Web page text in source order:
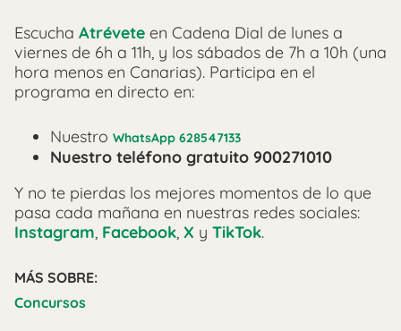
Escucha Atrévete en Cadena Dial de lunes a
viernes de 6h a 11h, y los sábados de 7h a 10h (una
hora menos en Canarias). Participa en el
programa en directo en:
Nuestro WhatsApp 628547133
Nuestro teléfono gratuito 900271010
Y no te pierdas los mejores momentos de lo que
pasa cada mañana en nuestras redes sociales:
Instagram, Facebook, X y TikTok.
MÁS SOBRE:
Concursos